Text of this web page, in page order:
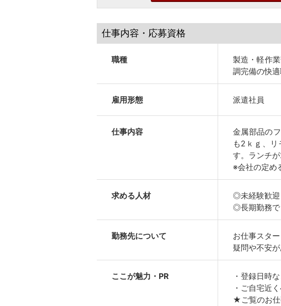
仕事内容・応募資格
職種
製造・軽作
調完備の快
雇用形態 派遣社員
仕事内容
金属部品の
も2ｋｇ、
す。ランチ
※会社の定め
求める人材
◎未経験歓迎
◎長期勤務で
勤務先について
お仕事スタ
疑問や不安
ここが魅力・PR
・登録日時
・ご自宅近
★ご覧のお仕